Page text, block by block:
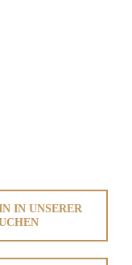
IN UNSERER